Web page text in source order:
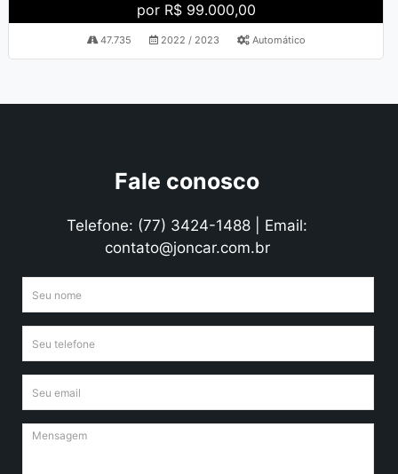
por R$ 99.000,00
47.735 2022 / 2023 Automático
Fale conosco
Telefone: (77) 3424-1488 | Email:
contato@joncar.com.br